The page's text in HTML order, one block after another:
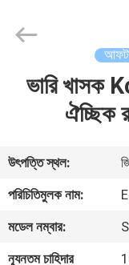
বাড়ি
আমাদের
সম্পর্কে
Corporation.
ভারি খাসক
ঐচ্ছিক
উৎপত্তি স্থল:
পরিচিতিমুলক নাম:
মডেল নম্বার:
ন্যূনতম চাহিদার